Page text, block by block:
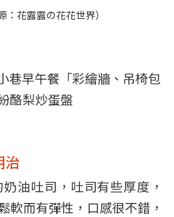
： 花露露の花花世界）
巷早午餐「彩繪牆、吊椅包
酪梨炒蛋盤
治
油吐司，吐司有些厚度，
軟而有彈性，口感很不錯，